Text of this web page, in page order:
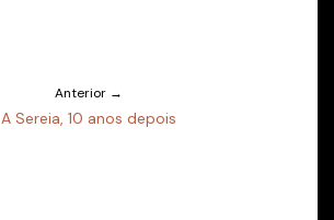
Anterior →
A Sereia, 10 anos depois